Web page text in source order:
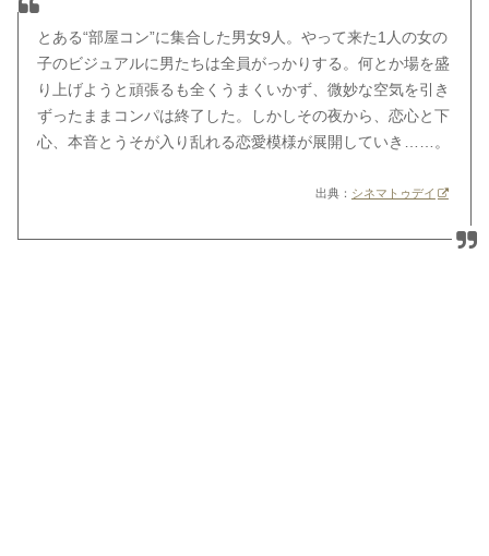
とある“部屋コン”に集合した男女9人。やって来た1人の女の
子のビジュアルに男たちは全員がっかりする。何とか場を盛
り上げようと頑張るも全くうまくいかず、微妙な空気を引き
ずったままコンパは終了した。しかしその夜から、恋心と下
心、本音とうそが入り乱れる恋愛模様が展開していき……。
出典： シネマトゥデイ